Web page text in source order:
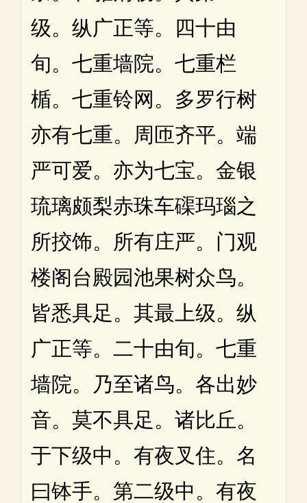
级。纵广正等。四十由
旬。七重墙院。七重栏
楯。七重铃网。多罗行树
亦有七重。周匝齐平。端
严可爱。亦为七宝。金银
琉璃颇梨赤珠车磲玛瑙之
所挍饰。所有庄严。门观
楼阁台殿园池果树众鸟。
皆悉具足。其最上级。纵
广正等。二十由旬。七重
墙院。乃至诸鸟。各出妙
音。莫不具足。诸比丘。
于下级中。有夜叉住。名
曰钵手。第二级中。有夜